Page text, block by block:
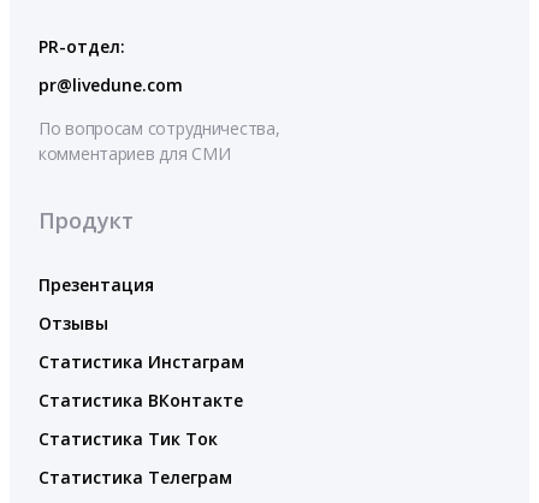
PR-отдел:
pr@livedune.com
По вопросам сотрудничества,
комментариев для СМИ
Продукт
Презентация
Отзывы
Статистика Инстаграм
Статистика ВКонтакте
Статистика Тик Ток
Статистика Телеграм